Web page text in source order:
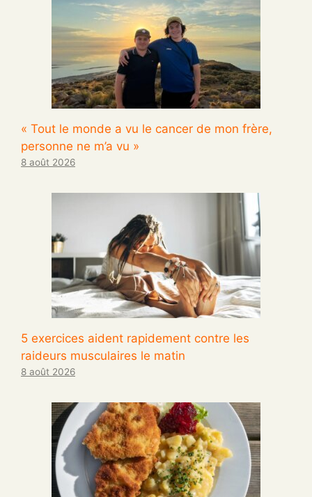
« Tout le monde a vu le cancer de mon frère,
personne ne m’a vu »
8 août 2026
5 exercices aident rapidement contre les
raideurs musculaires le matin
8 août 2026